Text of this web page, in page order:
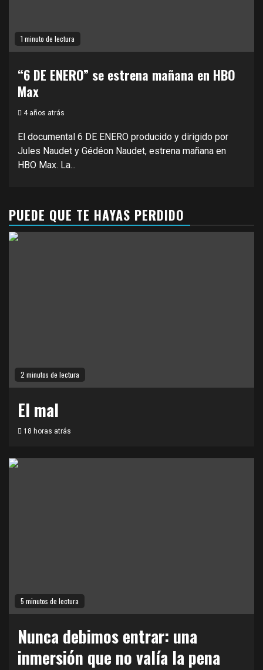
1 minuto de lectura
“6 DE ENERO” se estrena mañana en HBO
Max
4 años atrás
El documental 6 DE ENERO producido y dirigido por
Jules Naudet y Gédéon Naudet, estrena mañana en
HBO Max. La...
PUEDE QUE TE HAYAS PERDIDO
2 minutos de lectura
El mal
18 horas atrás
5 minutos de lectura
Nunca debimos entrar: una
inmersión que no valía la pena